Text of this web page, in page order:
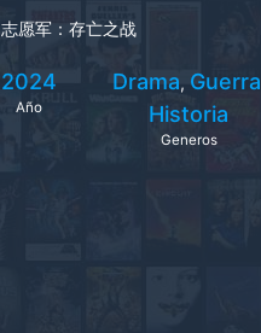
志愿军：存亡之战
2024
Año
Drama, Guerra
Historia
Generos